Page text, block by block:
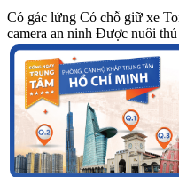
Có gác lửng Có chỗ giữ xe
camera an ninh Được nuôi